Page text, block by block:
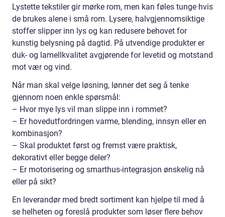
Lystette tekstiler gir mørke rom, men kan føles tunge hvis
de brukes alene i små rom. Lysere, halvgjennomsiktige
stoffer slipper inn lys og kan redusere behovet for
kunstig belysning på dagtid. På utvendige produkter er
duk- og lamellkvalitet avgjørende for levetid og motstand
mot vær og vind.
Når man skal velge løsning, lønner det seg å tenke
gjennom noen enkle spørsmål:
– Hvor mye lys vil man slippe inn i rommet?
– Er hovedutfordringen varme, blending, innsyn eller en
kombinasjon?
– Skal produktet først og fremst være praktisk,
dekorativt eller begge deler?
– Er motorisering og smarthus-integrasjon ønskelig nå
eller på sikt?
En leverandør med bredt sortiment kan hjelpe til med å
se helheten og foreslå produkter som løser flere behov